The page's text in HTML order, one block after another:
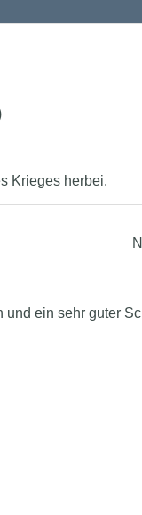
Krieges herbei.
ein sehr guter